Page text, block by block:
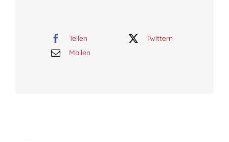
Teilen
Twittern
Mailen